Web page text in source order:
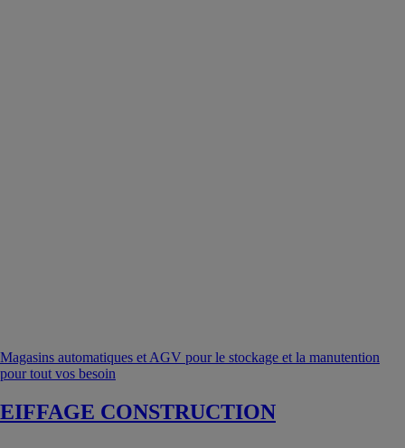
Magasins automatiques et AGV pour le stockage et la manutention
pour tout vos besoin
EIFFAGE CONSTRUCTION